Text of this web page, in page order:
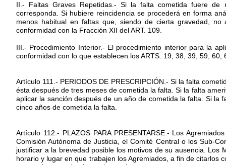
II.- Faltas Graves Repetidas.- Si la falta cometida fuere de
corresponda. Si hubiere reincidencia se procederá en forma
menos habitual en faltas que, siendo de cierta gravedad,
conformidad con la Fracción XII del ART. 109.
III.- Procedimiento Interior.- El procedimiento interior para la
conformidad con lo que establecen los ARTS. 19, 38, 39, 59,
Artículo 111.- PERIODOS DE PRESCRIPCIÓN.- Si la falta
ésta después de tres meses de cometida la falta. Si la falta
aplicar la sanción después de un año de cometida la falta. Si la
cinco años de cometida la falta.
Artículo 112.- PLAZOS PARA PRESENTARSE.- Los
Comisión Autónoma de Justicia, el Comité Central o los Sub-
justificar a la brevedad posible los motivos de su ausencia.
horario y lugar en que trabajen los Agremiados, a fin de citarlos